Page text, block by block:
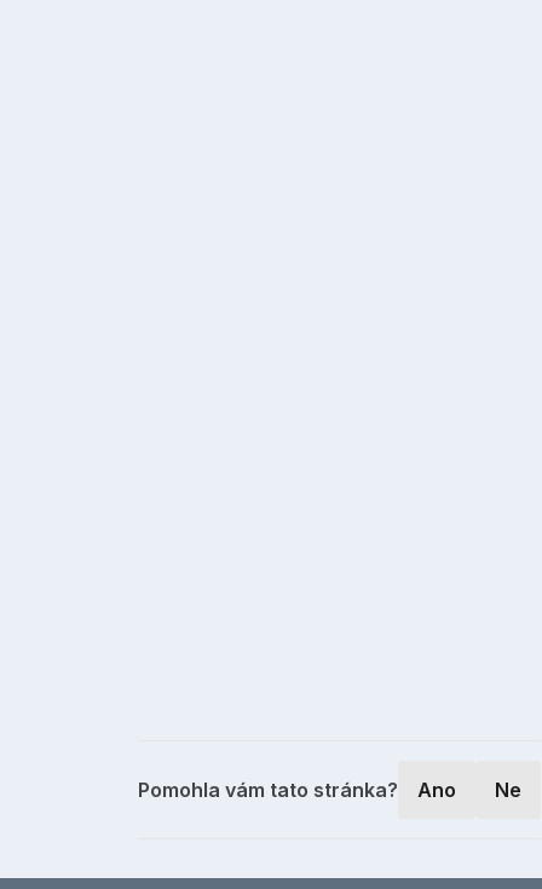
Pomohla vám tato stránka? Ano Ne